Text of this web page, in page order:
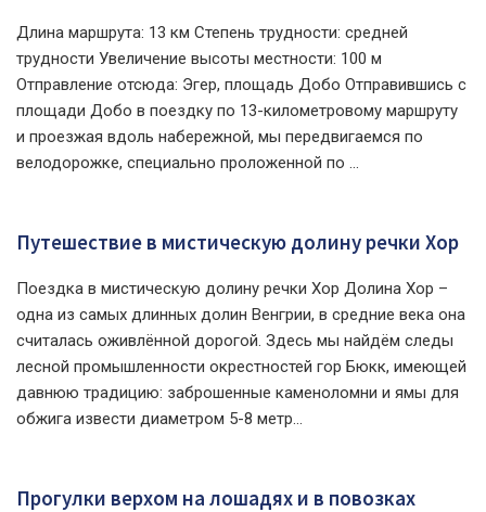
Длина маршрута: 13 км Степень трудности: средней
трудности Увеличение высоты местности: 100 м
Отправление отсюда: Эгер, площадь Добо Отправившись с
площади Добо в поездку по 13-километровому маршруту
и проезжая вдоль набережной, мы передвигаемся по
велодорожке, специально проложенной по ...
Путешествие в мистическую долину речки Хор
Поездка в мистическую долину речки Хор Долина Хор –
одна из самых длинных долин Венгрии, в средние века она
считалась оживлённой дорогой. Здесь мы найдём следы
лесной промышленности окрестностей гор Бюкк, имеющей
давнюю традицию: заброшенные каменоломни и ямы для
обжига извести диаметром 5-8 метр...
Прогулки верхом на лошадях и в повозках